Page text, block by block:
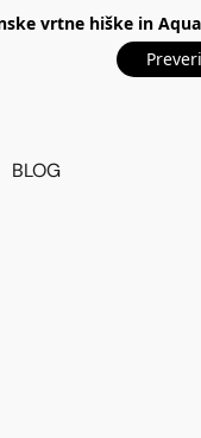
vrtne hiške in
BLOG